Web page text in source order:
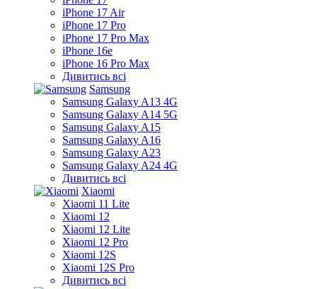
iPhone 17 Air
iPhone 17 Pro
iPhone 17 Pro Max
iPhone 16e
iPhone 16 Pro Max
Дивитись всі
Samsung
Samsung Galaxy A13 4G
Samsung Galaxy A14 5G
Samsung Galaxy A15
Samsung Galaxy A16
Samsung Galaxy A23
Samsung Galaxy A24 4G
Дивитись всі
Xiaomi
Xiaomi 11 Lite
Xiaomi 12
Xiaomi 12 Lite
Xiaomi 12 Pro
Xiaomi 12S
Xiaomi 12S Pro
Дивитись всі